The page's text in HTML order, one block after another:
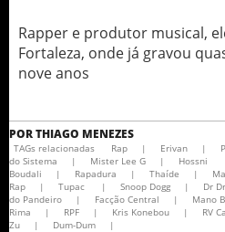
Rapper e produtor musical,
Fortaleza, onde já gravou
nove anos
PORTHIAGO MENEZES
TAGs relacionadas Rap | Erivan |
do Sistema
| Mister Lee G |
Hossni
Boudali
| Rapadura | Thaíde |
Rap
| Tupac | Snoop Dogg | Dr
do Pandeiro
| Facção Central | Mano
Rima
| RPF | Kris Konebou | RV
Zu
| Dum-Dum |